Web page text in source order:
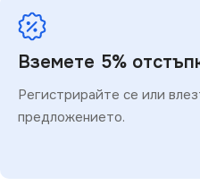
Вземете 5%
Регистрирайте се или
предложението.